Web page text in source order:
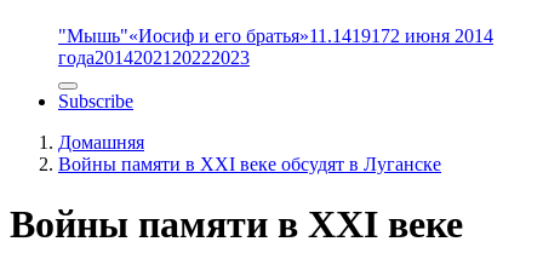
"Мышь"«Иосиф и его братья»11.1419172 июня 2014
года2014202120222023
Subscribe
Домашняя
Войны памяти в XXI веке обсудят в Луганске
Войны памяти в XXI веке